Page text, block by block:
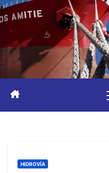
HIDROVÍA